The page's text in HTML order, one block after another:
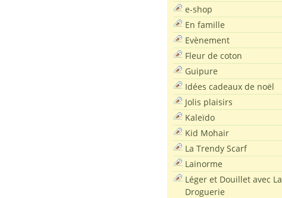
e-shop
En famille
Evènement
Fleur de coton
Guipure
Idées cadeaux de noël
Jolis plaisirs
Kaleïdo
Kid Mohair
La Trendy Scarf
Lainorme
Léger et Douillet avec La
Droguerie